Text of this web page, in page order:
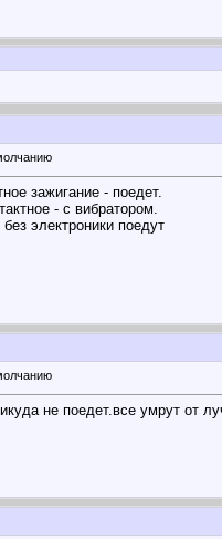
зажигание - поедет.
- с вибратором.
электроники поедут
не поедет.все умрут от